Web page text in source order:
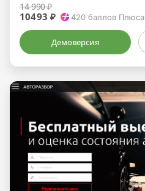
14 990 ₽
10493 ₽ 420 баллов Плюса
Демоверсия